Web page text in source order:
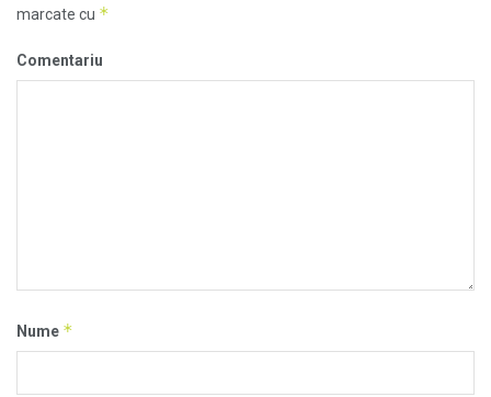
marcate cu *
Comentariu
Nume *